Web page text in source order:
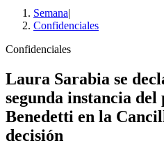
Semana|
Confidenciales
Confidenciales
Laura Sarabia se
segunda instancia del
Benedetti en la
decisión